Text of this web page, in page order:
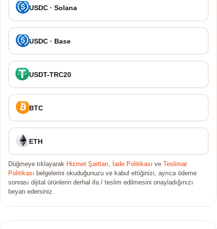
USDC · Solana
USDC · Base
USDT-TRC20
BTC
ETH
Düğmeye tıklayarak Hizmet Şartları, İade Politikası ve
Teslimat
Politikası belgelerini okuduğunuzu ve kabul ettiğinizi, ayrıca ödeme
sonrası dijital ürünlerin derhal ifa / teslim edilmesini onayladığınızı
beyan edersiniz.